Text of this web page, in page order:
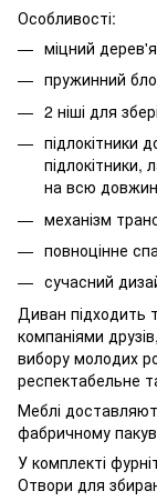
Особливості:
міцний
пружинний
2 ніші для
підлокітники
підлокітники,
на всю
механізм
повноцінне
сучасний
Диван підходить
компаніями
вибору молодих
респектабельне
Меблі
фабричному
У комплекті
Отвори для